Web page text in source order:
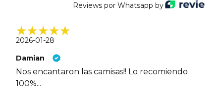
Reviews por Whatsapp by
2026-01-28
Damian
Nos encantaron las camisas!! Lo recomiendo
100%...